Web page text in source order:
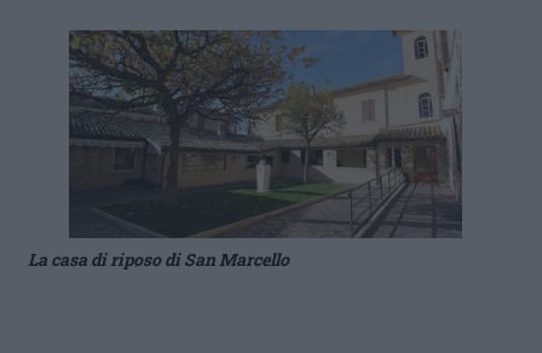
La casa di riposo di San Marcello